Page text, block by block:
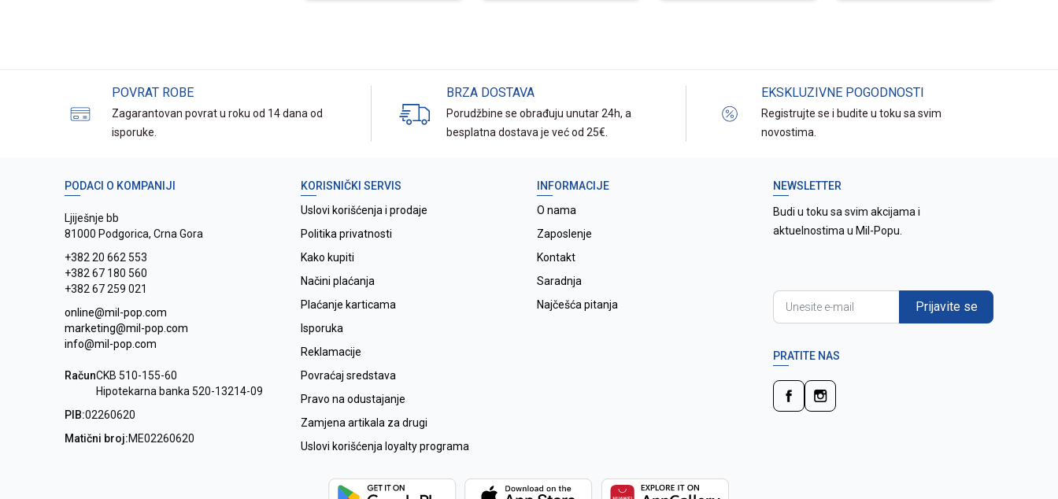
POVRAT ROBE
Zagarantovan povrat u roku od 14 dana od
isporuke.
BRZA DOSTAVA
Porudžbine se obrađuju unutar 24h, a
besplatna dostava je već od 25€.
EKSKLUZIVNE POGODNOSTI
Registrujte se i budite u toku sa svim
novostima.
PODACI O KOMPANIJI
Ljiješnje bb
81000 Podgorica, Crna Gora
+382 20 662 553
+382 67 180 560
+382 67 259 021
online@mil-pop.com
marketing@mil-pop.com
info@mil-pop.com
RačunCKB 510-155-60
Hipotekarna banka 520-13214-09
PIB:02260620
Matični broj:ME02260620
KORISNIČKI SERVIS
Uslovi korišćenja i prodaje
Politika privatnosti
Kako kupiti
Načini plaćanja
Plaćanje karticama
Isporuka
Reklamacije
Povraćaj sredstava
Pravo na odustajanje
Zamjena artikala za drugi
Uslovi korišćenja loyalty programa
INFORMACIJE
O nama
Zaposlenje
Kontakt
Saradnja
Najčešća pitanja
NEWSLETTER
Budi u toku sa svim akcijama i
aktuelnostima u Mil-Popu.
Prijavite se
PRATITE NAS